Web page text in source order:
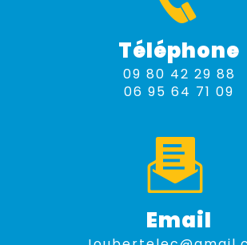
Téléphone
09 80 42 29 88
06 95 64 71 09
Email